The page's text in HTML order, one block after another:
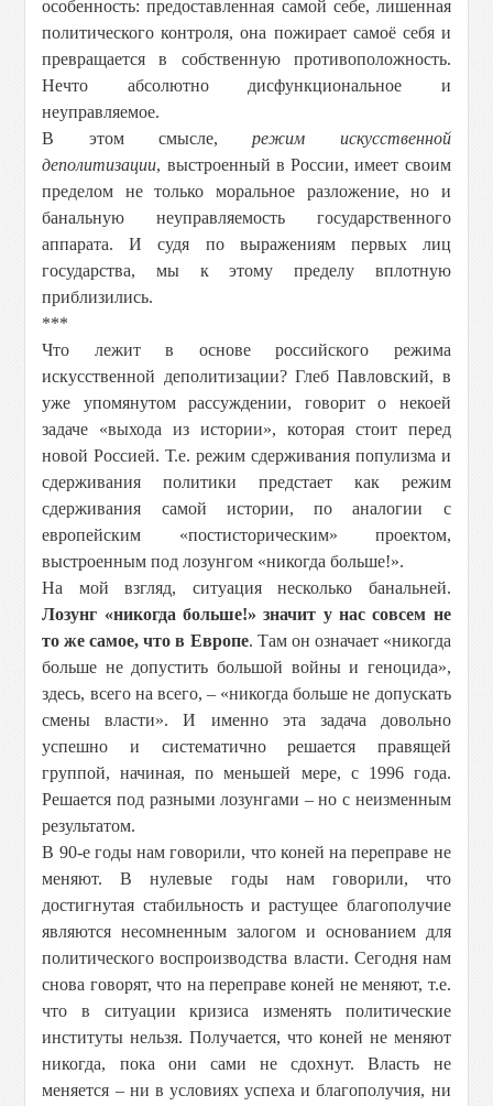
особенность: предоставленная самой себе, лишенная
политического контроля, она пожирает самоё себя и
превращается в собственную противоположность.
Нечто абсолютно дисфункциональное и
неуправляемое.
В этом смысле,режим искусственной
деполитизации, выстроенный в России, имеет своим
пределом не только моральное разложение, но и
банальную неуправляемость государственного
аппарата. И судя по выражениям первых лиц
государства, мы к этому пределу вплотную
приблизились.
***
Что лежит в основе российского режима
искусственной деполитизации? Глеб Павловский, в
уже упомянутом рассуждении, говорит о некоей
задаче «выхода из истории», которая стоит перед
новой Россией. Т.е. режим сдерживания популизма и
сдерживания политики предстает как режим
сдерживания самой истории, по аналогии с
европейским «постисторическим» проектом,
выстроенным под лозунгом «никогда больше!».
На мой взгляд, ситуация несколько банальней.
Лозунг «никогда больше!» значит у нас совсем не
то же самое, что в Европе. Там он означает «никогда
больше не допустить большой войны и геноцида»,
здесь, всего на всего, – «никогда больше не допускать
смены власти». И именно эта задача довольно
успешно и систематично решается правящей
группой, начиная, по меньшей мере, с 1996 года.
Решается под разными лозунгами – но с неизменным
результатом.
В 90-е годы нам говорили, что коней на переправе не
меняют. В нулевые годы нам говорили, что
достигнутая стабильность и растущее благополучие
являются несомненным залогом и основанием для
политического воспроизводства власти. Сегодня нам
снова говорят, что на переправе коней не меняют, т.е.
что в ситуации кризиса изменять политические
институты нельзя. Получается, что коней не меняют
никогда, пока они сами не сдохнут. Власть не
меняется – ни в условиях успеха и благополучия, ни